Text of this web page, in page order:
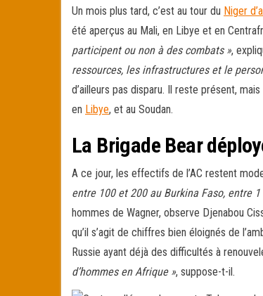
Un mois plus tard, c’est au tour du Niger
été aperçus au Mali, en Libye et en
participent ou non à des combats »,
ressources, les infrastructures et le
d’ailleurs pas disparu. Il reste présent,
en Libye, et au Soudan.
La Brigade Bear
A ce jour, les effectifs de l’AC restent
entre 100 et 200 au Burkina Faso, entre 1
hommes de Wagner, observe Djenabou
qu’il s’agit de chiffres bien éloignés de
Russie ayant déjà des difficultés à
d’hommes en Afrique », suppose-t-il.